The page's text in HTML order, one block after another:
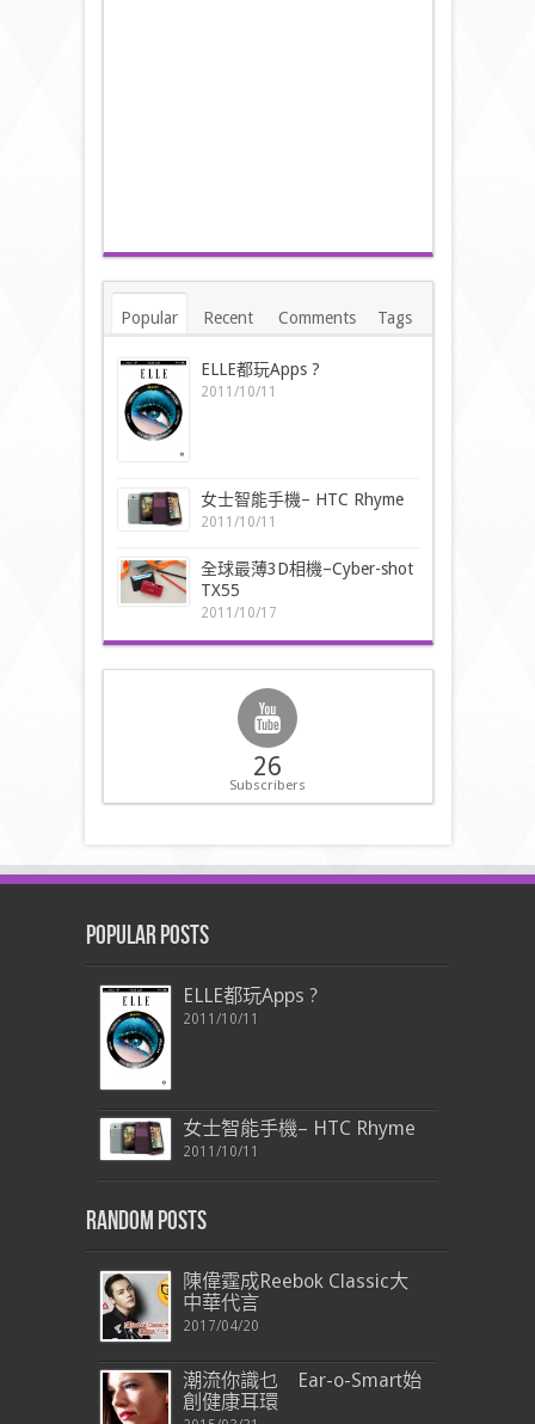
Popular Recent Comments Tags
ELLE都玩Apps ?
2011/10/11
女士智能手機– HTC Rhyme
2011/10/11
全球最薄3D相機–Cyber-shot
TX55
2011/10/17
26
Subscribers
Popular Posts
ELLE都玩Apps ?
2011/10/11
女士智能手機– HTC Rhyme
2011/10/11
Random Posts
陳偉霆成Reebok Classic大
中華代言
2017/04/20
潮流你識乜 Ear-o-Smart始
創健康耳環